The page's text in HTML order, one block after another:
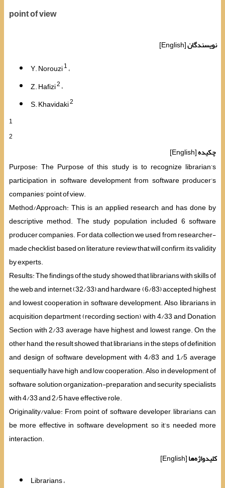
point of view
نویسندگان[English]
Y. Norouzi1
Z. Hafizi2
S. Khavidaki2
1
2
چکیده[English]
Purpose: The Purpose of this study is to recognize librarian’s
participation in software development from software producer’s
companies’ point of view.
Method/Approach: This is an applied research and has done by
descriptive method. The study population included 6 software
producer companies. For data collection we used from researcher-
made checklist based on literature review that will confirm its validity
by experts.
Results: The findings of the study showed that librarians with skills of
the web and internet (32/33) and hardware (6/83) accepted highest
and lowest cooperation in software development. Also, librarians in
acquisition department (recording section) with 4/33 and Donation
Section with 2/33 average have highest and lowest range. On the
other hand, the result showed that librarians in the steps of definition
and design of software development with 4/83 and 1/5 average
sequentially have high and low cooperation. Also in development of
software solution organization-preparation and security specialists
with 4/33 and 2/5 have effective role.
Originality/value: From point of software developer, librarians can
be more effective in software development, so it’s needed more
interaction.
کلیدواژه‌ها[English]
Librarians